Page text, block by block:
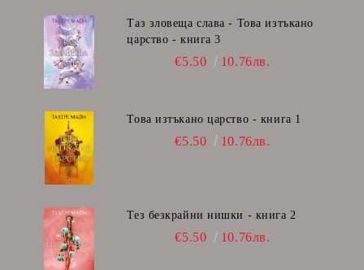
Таз зловеща слава - Това изтъкано
царство - книга 3
€5.50 10.76лв.
Това изтъкано царство - книга 1
€5.50 10.76лв.
Тез безкрайни нишки - книга 2
€5.50 10.76лв.